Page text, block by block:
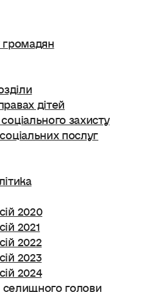
дітей
захисту
послуг
2020
2021
2022
2023
2024
голови